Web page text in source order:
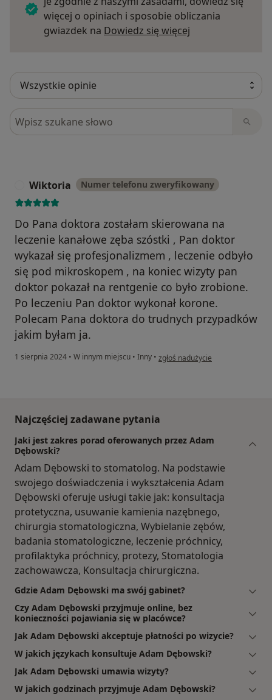
więcej o opiniach i sposobie obliczania
gwiazdek na Dowiedz się więcej
Szukaj w opiniach
Wiktoria Numer telefonu zweryfikowany
Do Pana doktora zostałam skierowana na
leczenie kanałowe zęba szóstki , Pan doktor
wykazał się profesjonalizmem , leczenie odbyło
się pod mikroskopem , na koniec wizyty pan
doktor pokazał na rentgenie co było zrobione.
Po leczeniu Pan doktor wykonał korone.
Polecam Pana doktora do trudnych przypadków
jakim byłam ja.
1 sierpnia 2024 • W innym miejscu • Inny • w opinii użytkownika Wiktoria
zgłoś nadużycie
Najczęściej zadawane pytania
Jaki jest zakres porad oferowanych przez Adam
Dębowski?
Adam Dębowski to stomatolog. Na podstawie
swojego doświadczenia i wykształcenia Adam
Dębowski oferuje usługi takie jak: konsultacja
protetyczna, usuwanie kamienia nazębnego,
chirurgia stomatologiczna, Wybielanie zębów,
badania stomatologiczne, leczenie próchnicy,
profilaktyka próchnicy, protezy, Stomatologia
zachowawcza, Konsultacja chirurgiczna.
Gdzie Adam Dębowski ma swój gabinet?
Czy Adam Dębowski przyjmuje online, bez
konieczności pojawiania się w placówce?
Jak Adam Dębowski akceptuje płatności po wizycie?
W jakich językach konsultuje Adam Dębowski?
Jak Adam Dębowski umawia wizyty?
W jakich godzinach przyjmuje Adam Dębowski?